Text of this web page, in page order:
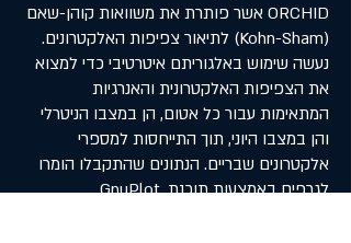
ORCHID אשר פותרת את משוואות קוהן-שאם
(Kohn-Sham) לתיאור צפיפות האלקטרונים.
נעשה שימוש באלגוריתם איטרטיבי כדי למצוא
את הצפיפות האלקטרונית והאנרגיות
המתאימות עבור כל אטום, הן במצבו הניטרלי
והן במצבו היוני, תוך התייחסות למספרי
אלקטרונים שבריים. הנתונים שהתקבלו הומרו
לגרפים באמצעות תוכנת .GnuPlot